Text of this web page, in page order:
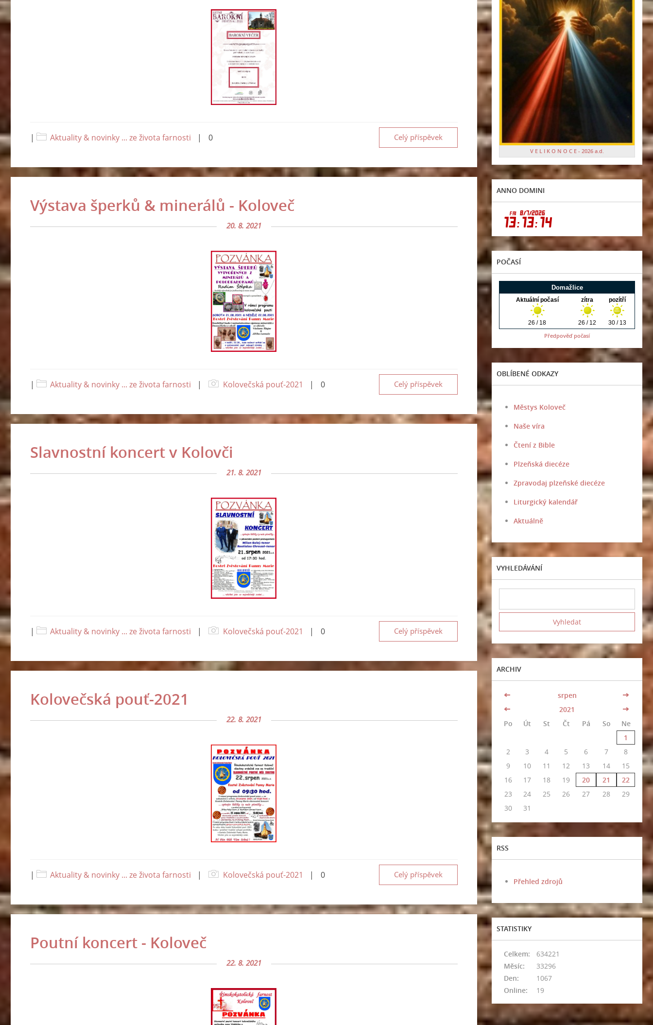
Celý příspěvek
| Aktuality & novinky ... ze života farnosti | 0
Výstava šperků & minerálů - Koloveč
20. 8. 2021
Celý příspěvek
| Aktuality & novinky ... ze života farnosti | Kolovečská pouť-2021 | 0
Slavnostní koncert v Kolovči
21. 8. 2021
Celý příspěvek
| Aktuality & novinky ... ze života farnosti | Kolovečská pouť-2021 | 0
Kolovečská pouť-2021
22. 8. 2021
Celý příspěvek
| Aktuality & novinky ... ze života farnosti | Kolovečská pouť-2021 | 0
Poutní koncert - Koloveč
22. 8. 2021
V E L I K O N O C E - 2026 a.d.
ANNO DOMINI
POČASÍ
Předpověď počasí
OBLÍBENÉ ODKAZY
Městys Koloveč
Naše víra
Čtení z Bible
Plzeňská diecéze
Zpravodaj plzeňské diecéze
Liturgický kalendář
Aktuálně
VYHLEDÁVÁNÍ
ARCHIV
<< srpen
>>
<<
2021
>>
Po
Út St Čt Pá So
Ne
1
2
3 4 5 6 7
8
9
10 11 12 13 14
15
16
17 18 19 20 21
22
23
24 25 26 27 28
29
30
31
RSS
Přehled zdrojů
STATISTIKY
Online: 19
Celkem:
634221
Měsíc:
33296
Den:
1067